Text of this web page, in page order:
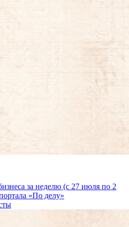
за неделю (с 27 июля по 2
«По делу»